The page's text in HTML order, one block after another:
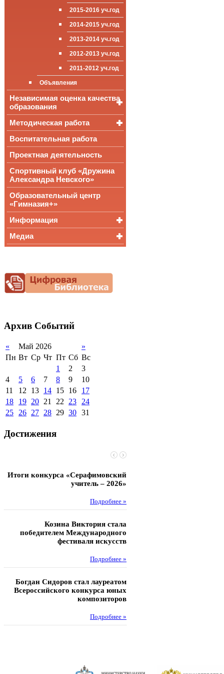
ООП СОО
школа»
приёма (перевода)
обучающихся
Стипендии и виды
сотрудничество
Организация питания в
образовательной
организации
Достижения
уч.года
Достижения
2015-2016 уч.год
2014-2015 уч.год
2013-2014 уч.год
2012-2013 уч.год
2011-2012 уч.год
Объявления
Независимая оценка качества
образования
Независимая оценка
качества подготовки
обучающихся
Всероссийские
проверочные
работы
Всероссийская
олимпиада
мониторинг системы
образования
Методическая работа
Уроки, мероприятия
Публикации
Материалы
педагогического форума
Воспитательная работа
Проектная деятельность
Спортивный клуб «Дружина
Александра Невского»
Образовательный центр
«Гимназия+»
Информация
Снижение
документационной
нагрузки
Медиа
Архив Событий
« Май 2026
»
Пн Вт Ср Чт Пт Сб Вс
1
2
3
4
5 6 7 8 9
10
11
12 13 14 15 16
17
18
19 20 21 22 23 24
25 26 27 28 29 30 31
Достижения
Итоги конкурса «Серафимовский
учитель – 2026»
Подробнее »
Козина Виктория стала
победителем Международного
фестиваля искусств
Подробнее »
Богдан Сидоров стал лауреатом
Всероссийского конкурса юных
композиторов
Подробнее »